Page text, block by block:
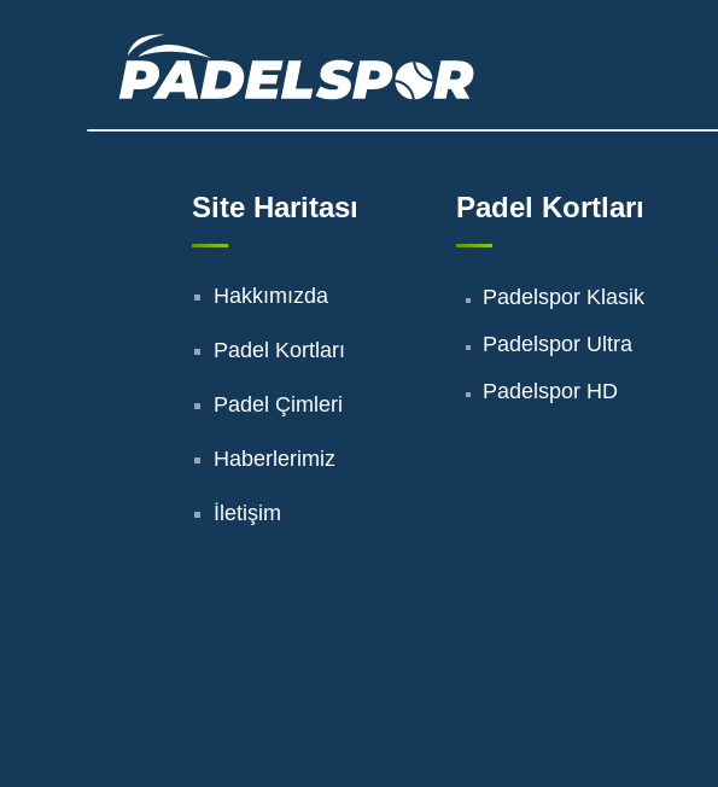
Site Haritası
Hakkımızda
Padel Kortları
Padel Çimleri
Haberlerimiz
İletişim
Padel Kortları
Padelspor Klasik
Padelspor Ultra
Padelspor HD